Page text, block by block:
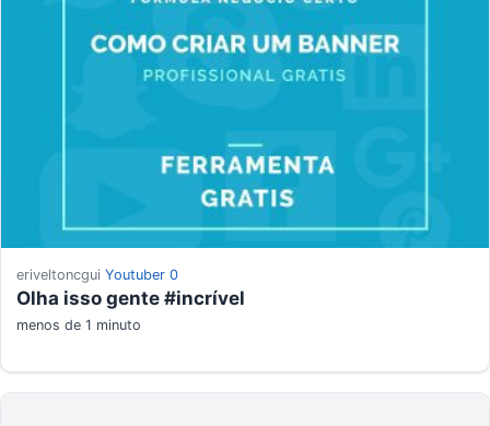
eriveltoncgui Youtuber 0
Olha isso gente #incrível
menos de 1 minuto